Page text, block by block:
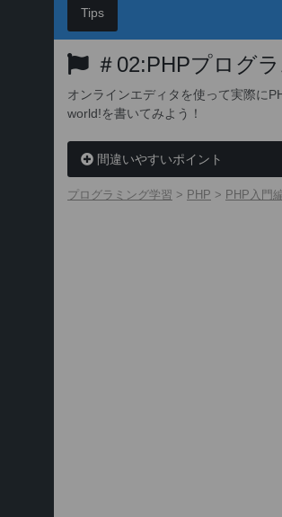
Tips
＃02:PHPプログ
オンラインエディタを使って実際に
world!を書いてみよう！
間違いやすいポイント
プログラミング学習 > PHP > PHP入門